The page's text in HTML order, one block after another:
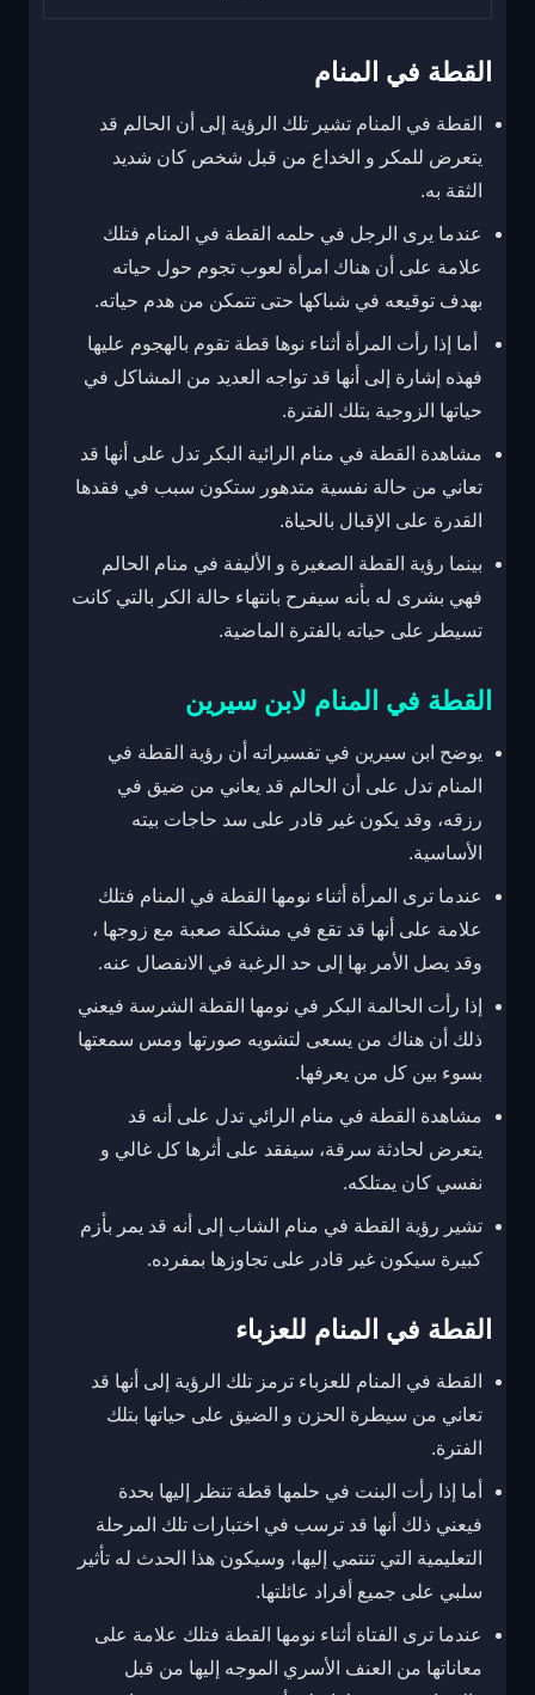
القطة في المنام
القطة في المنام تشير تلك الرؤية إلى أن الحالم قد
يتعرض للمكر و الخداع من قبل شخص كان شديد
الثقة به.
عندما يرى الرجل في حلمه القطة في المنام فتلك
علامة على أن هناك امرأة لعوب تجوم حول حياته
بهدف توقيعه في شباكها حتى تتمكن من هدم حياته.
أما إذا رأت المرأة أثناء نوها قطة تقوم بالهجوم عليها
فهذه إشارة إلى أنها قد تواجه العديد من المشاكل في
حياتها الزوجية بتلك الفترة.
مشاهدة القطة في منام الرائية البكر تدل على أنها قد
تعاني من حالة نفسية متدهور ستكون سبب في فقدها
القدرة على الإقبال بالحياة.
بينما رؤية القطة الصغيرة و الأليفة في منام الحالم
فهي بشرى له بأنه سيفرح بانتهاء حالة الكر بالتي كانت
تسيطر على حياته بالفترة الماضية.
القطة في المنام لابن سيرين
يوضح ابن سيرين في تفسيراته أن رؤية القطة في
المنام تدل على أن الحالم قد يعاني من ضيق في
رزقه، وقد يكون غير قادر على سد حاجات بيته
الأساسية.
عندما ترى المرأة أثناء نومها القطة في المنام فتلك
علامة على أنها قد تقع في مشكلة صعبة مع زوجها ،
وقد يصل الأمر بها إلى حد الرغبة في الانفصال عنه.
إذا رأت الحالمة البكر في نومها القطة الشرسة فيعني
ذلك أن هناك من يسعى لتشويه صورتها ومس سمعتها
بسوء بين كل من يعرفها.
مشاهدة القطة في منام الرائي تدل على أنه قد
يتعرض لحادثة سرقة، سيفقد على أثرها كل غالي و
نفسي كان يمتلكه.
تشير رؤية القطة في منام الشاب إلى أنه قد يمر بأزم
كبيرة سيكون غير قادر على تجاوزها بمفرده.
القطة في المنام للعزباء
القطة في المنام للعزباء ترمز تلك الرؤية إلى أنها قد
تعاني من سيطرة الحزن و الضيق على حياتها بتلك
الفترة.
أما إذا رأت البنت في حلمها قطة تنظر إليها بحدة
فيعني ذلك أنها قد ترسب في اختبارات تلك المرحلة
التعليمية التي تنتمي إليها، وسيكون هذا الحدث له تأثير
سلبي على جميع أفراد عائلتها.
عندما ترى الفتاة أثناء نومها القطة فتلك علامة على
معاناتها من العنف الأسري الموجه إليها من قبل